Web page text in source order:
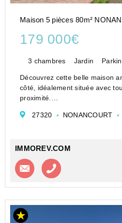
Maison 5 pièces 80m²
179 000€
3 chambres Jardin
Découvrez cette belle maison
côté, idéalement située avec
proximité.
avec coin repas, d'un vaste
27320 NONANCOURT
IMMOREV.COM
Contacter l'agence